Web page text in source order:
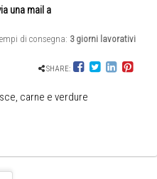
una mail a
di consegna: 3 giorni lavorativi
SHARE:
carne e verdure